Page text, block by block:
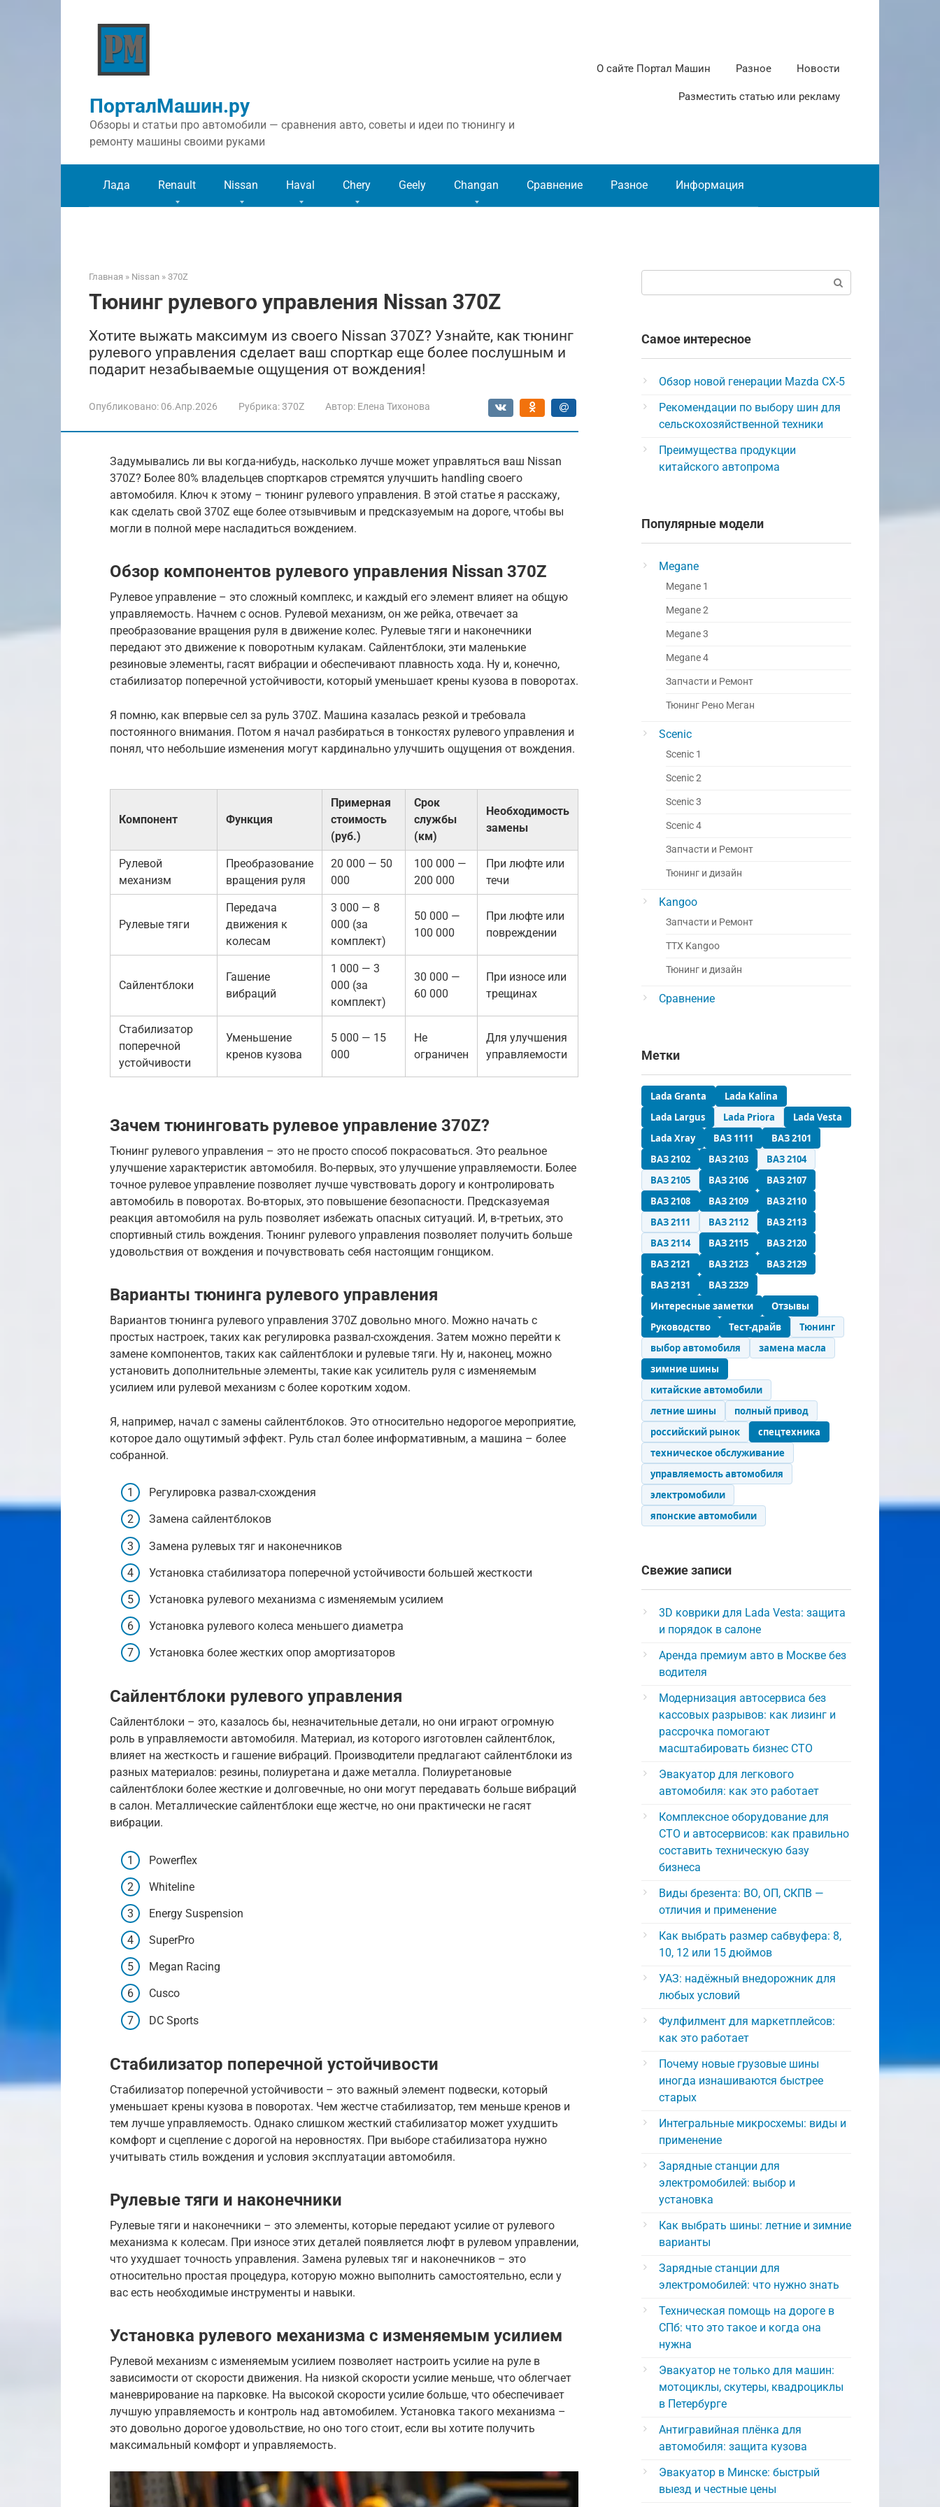
ПорталМашин.ру
Обзоры и статьи про автомобили — сравнения авто, советы и идеи по тюнингу и
ремонту машины своими руками
О сайте Портал Машин Разное Новости
Разместить статью или рекламу
Лада Renault Nissan Haval Chery Geely Changan Сравнение Разное Информация
Главная » Nissan » 370Z
Тюнинг рулевого управления Nissan 370Z
Хотите выжать максимум из своего Nissan 370Z? Узнайте, как тюнинг
рулевого управления сделает ваш спорткар еще более послушным и
подарит незабываемые ощущения от вождения!
Опубликовано: 06.Апр.2026 Рубрика:370Z Автор: Елена Тихонова
Задумывались ли вы когда-нибудь, насколько лучше может управляться ваш Nissan
370Z? Более 80% владельцев спорткаров стремятся улучшить handling своего
автомобиля. Ключ к этому – тюнинг рулевого управления. В этой статье я расскажу,
как сделать свой 370Z еще более отзывчивым и предсказуемым на дороге, чтобы вы
могли в полной мере насладиться вождением.
Обзор компонентов рулевого управления Nissan 370Z
Рулевое управление – это сложный комплекс, и каждый его элемент влияет на общую
управляемость. Начнем с основ. Рулевой механизм, он же рейка, отвечает за
преобразование вращения руля в движение колес. Рулевые тяги и наконечники
передают это движение к поворотным кулакам. Сайлентблоки, эти маленькие
резиновые элементы, гасят вибрации и обеспечивают плавность хода. Ну и, конечно,
стабилизатор поперечной устойчивости, который уменьшает крены кузова в поворотах.
Я помню, как впервые сел за руль 370Z. Машина казалась резкой и требовала
постоянного внимания. Потом я начал разбираться в тонкостях рулевого управления и
понял, что небольшие изменения могут кардинально улучшить ощущения от вождения.
Компонент Функция
Примерная
стоимость
(руб.)
Срок
службы
(км)
Необходимость
замены
Рулевой
механизм
Преобразование
вращения руля
20 000 — 50
000
100 000 —
200 000
При люфте или
течи
Рулевые тяги
Передача
движения к
колесам
3 000 — 8
000 (за
комплект)
50 000 —
100 000
При люфте или
повреждении
Сайлентблоки
Гашение
вибраций
1 000 — 3
000 (за
комплект)
30 000 —
60 000
При износе или
трещинах
Стабилизатор
поперечной
устойчивости
Уменьшение
кренов кузова
5 000 — 15
000
Не
ограничен
Для улучшения
управляемости
Зачем тюнинговать рулевое управление 370Z?
Тюнинг рулевого управления – это не просто способ покрасоваться. Это реальное
улучшение характеристик автомобиля. Во-первых, это улучшение управляемости. Более
точное рулевое управление позволяет лучше чувствовать дорогу и контролировать
автомобиль в поворотах. Во-вторых, это повышение безопасности. Предсказуемая
реакция автомобиля на руль позволяет избежать опасных ситуаций. И, в-третьих, это
спортивный стиль вождения. Тюнинг рулевого управления позволяет получить больше
удовольствия от вождения и почувствовать себя настоящим гонщиком.
Варианты тюнинга рулевого управления
Вариантов тюнинга рулевого управления 370Z довольно много. Можно начать с
простых настроек, таких как регулировка развал-схождения. Затем можно перейти к
замене компонентов, таких как сайлентблоки и рулевые тяги. Ну и, наконец, можно
установить дополнительные элементы, такие как усилитель руля с изменяемым
усилием или рулевой механизм с более коротким ходом.
Я, например, начал с замены сайлентблоков. Это относительно недорогое мероприятие,
которое дало ощутимый эффект. Руль стал более информативным, а машина – более
собранной.
Регулировка развал-схождения
Замена сайлентблоков
Замена рулевых тяг и наконечников
Установка стабилизатора поперечной устойчивости большей жесткости
Установка рулевого механизма с изменяемым усилием
Установка рулевого колеса меньшего диаметра
Установка более жестких опор амортизаторов
Сайлентблоки рулевого управления
Сайлентблоки – это, казалось бы, незначительные детали, но они играют огромную
роль в управляемости автомобиля. Материал, из которого изготовлен сайлентблок,
влияет на жесткость и гашение вибраций. Производители предлагают сайлентблоки из
разных материалов: резины, полиуретана и даже металла. Полиуретановые
сайлентблоки более жесткие и долговечные, но они могут передавать больше вибраций
в салон. Металлические сайлентблоки еще жестче, но они практически не гасят
вибрации.
Powerflex
Whiteline
Energy Suspension
SuperPro
Megan Racing
Cusco
DC Sports
Стабилизатор поперечной устойчивости
Стабилизатор поперечной устойчивости – это важный элемент подвески, который
уменьшает крены кузова в поворотах. Чем жестче стабилизатор, тем меньше кренов и
тем лучше управляемость. Однако слишком жесткий стабилизатор может ухудшить
комфорт и сцепление с дорогой на неровностях. При выборе стабилизатора нужно
учитывать стиль вождения и условия эксплуатации автомобиля.
Рулевые тяги и наконечники
Рулевые тяги и наконечники – это элементы, которые передают усилие от рулевого
механизма к колесам. При износе этих деталей появляется люфт в рулевом управлении,
что ухудшает точность управления. Замена рулевых тяг и наконечников – это
относительно простая процедура, которую можно выполнить самостоятельно, если у
вас есть необходимые инструменты и навыки.
Установка рулевого механизма с изменяемым усилием
Рулевой механизм с изменяемым усилием позволяет настроить усилие на руле в
зависимости от скорости движения. На низкой скорости усилие меньше, что облегчает
маневрирование на парковке. На высокой скорости усилие больше, что обеспечивает
лучшую управляемость и контроль над автомобилем. Установка такого механизма –
это довольно дорогое удовольствие, но оно того стоит, если вы хотите получить
максимальный комфорт и управляемость.
Самое интересное
Обзор новой генерации Mazda CX-5
Рекомендации по выбору шин для
сельскохозяйственной техники
Преимущества продукции
китайского автопрома
Популярные модели
Megane
Megane 1
Megane 2
Megane 3
Megane 4
Запчасти и Ремонт
Тюнинг Рено Меган
Scenic
Scenic 1
Scenic 2
Scenic 3
Scenic 4
Запчасти и Ремонт
Тюнинг и дизайн
Kangoo
Запчасти и Ремонт
ТТХ Kangoo
Тюнинг и дизайн
Сравнение
Метки
Lada Granta
Lada Kalina
Lada Largus
Lada Priora
Lada Vesta
Lada Xray
ВАЗ 1111
ВАЗ 2101
ВАЗ 2102
ВАЗ 2103
ВАЗ 2104
ВАЗ 2105
ВАЗ 2106
ВАЗ 2107
ВАЗ 2108
ВАЗ 2109
ВАЗ 2110
ВАЗ 2111
ВАЗ 2112
ВАЗ 2113
ВАЗ 2114
ВАЗ 2115
ВАЗ 2120
ВАЗ 2121
ВАЗ 2123
ВАЗ 2129
ВАЗ 2131
ВАЗ 2329
Интересные заметки
Отзывы
Руководство
Тест-драйв
Тюнинг
выбор автомобиля
замена масла
зимние шины
китайские автомобили
летние шины
полный привод
российский рынок
спецтехника
техническое обслуживание
управляемость автомобиля
электромобили
японские автомобили
Свежие записи
3D коврики для Lada Vesta: защита
и порядок в салоне
Аренда премиум авто в Москве без
водителя
Модернизация автосервиса без
кассовых разрывов: как лизинг и
рассрочка помогают
масштабировать бизнес СТО
Эвакуатор для легкового
автомобиля: как это работает
Комплексное оборудование для
СТО и автосервисов: как правильно
составить техническую базу
бизнеса
Виды брезента: ВО, ОП, СКПВ —
отличия и применение
Как выбрать размер сабвуфера: 8,
10, 12 или 15 дюймов
УАЗ: надёжный внедорожник для
любых условий
Фулфилмент для маркетплейсов:
как это работает
Почему новые грузовые шины
иногда изнашиваются быстрее
старых
Интегральные микросхемы: виды и
применение
Зарядные станции для
электромобилей: выбор и
установка
Как выбрать шины: летние и зимние
варианты
Зарядные станции для
электромобилей: что нужно знать
Техническая помощь на дороге в
СПб: что это такое и когда она
нужна
Эвакуатор не только для машин:
мотоциклы, скутеры, квадроциклы
в Петербурге
Антигравийная плёнка для
автомобиля: защита кузова
Эвакуатор в Минске: быстрый
выезд и честные цены